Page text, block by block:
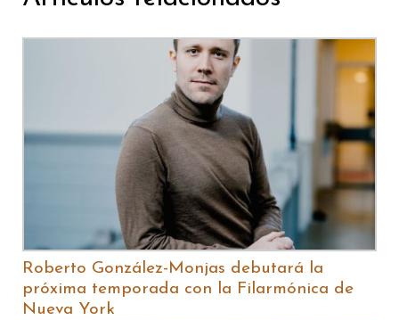
Roberto González-Monjas debutará la
próxima temporada con la Filarmónica de
Nueva York